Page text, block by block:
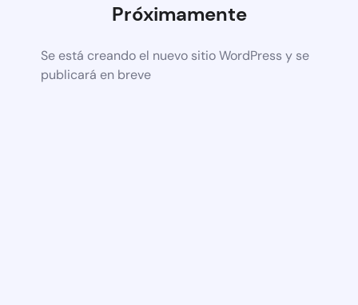
Próximamente
Se está creando el nuevo sitio WordPress y se
publicará en breve